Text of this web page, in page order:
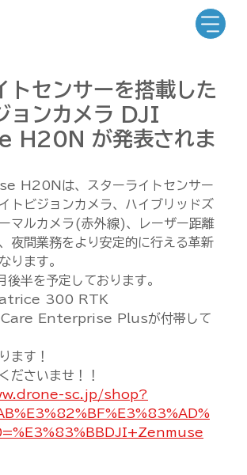
トセンサーを搭載した
ョンカメラ DJI
H20N が発表されま
H20Nは、スターライトセンサー
トビジョンカメラ、ハイブリッドズ
マルカメラ(赤外線)、レーザー距離
夜間業務をより安定的に行える革新
ります。
後半を予定しております。
300 RTK
Care Enterprise Plusが付帯して
ます！
ださいませ！！
sc.jp/shop?